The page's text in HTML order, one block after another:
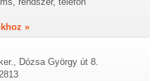
»
Dózsa György út 8.